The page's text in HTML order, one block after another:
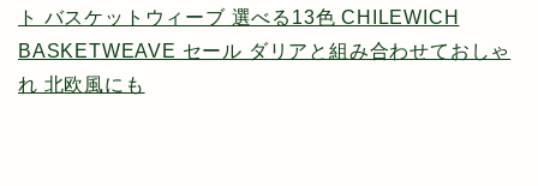
ト バスケットウィーブ 選べる13色 CHILEWICH
BASKETWEAVE セール ダリアと組み合わせておしゃ
れ 北欧風にも